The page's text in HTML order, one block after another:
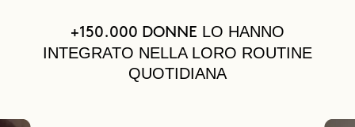
+150.000 DONNE LO HANNO
INTEGRATO NELLA LORO ROUTINE
QUOTIDIANA